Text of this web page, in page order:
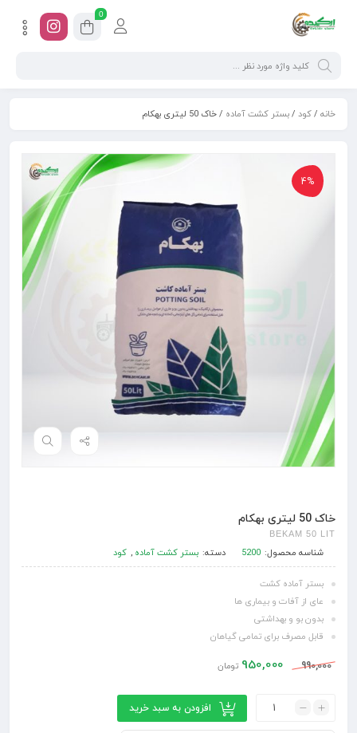
0
خانه /کود /بستر کشت آماده / خاک 50 لیتری بهکام
4%
خاک 50 لیتری بهکام
BEKAM 50 LIT
شناسه محصول: 5200 دسته: بستر کشت آماده , کود
بستر آماده کشت
عای از آفات و بیماری ها
بدون بو و بهداشتی
قابل مصرف برای تمامی گیاهان
990,000
950,000 تومان
افزودن به سبد خرید